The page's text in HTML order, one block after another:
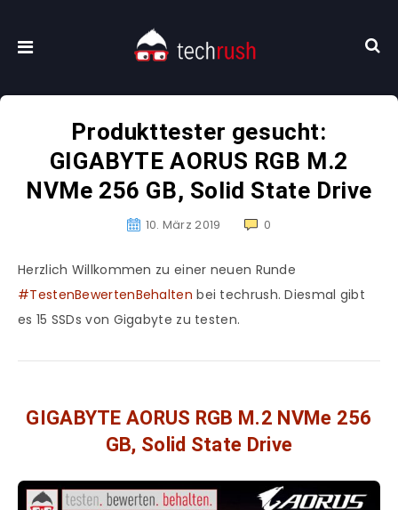
Produkttester gesucht:
GIGABYTE AORUS RGB M.2
NVMe 256 GB, Solid State Drive
10. März 2019 0
Herzlich Willkommen zu einer neuen Runde
#TestenBewertenBehalten bei techrush. Diesmal gibt
es 15 SSDs von Gigabyte zu testen.
GIGABYTE AORUS RGB M.2 NVMe 256
GB, Solid State Drive